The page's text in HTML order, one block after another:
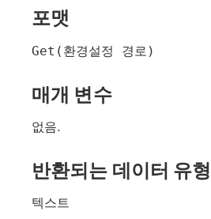
포맷
Get(환경설정 경로)
매개 변수
없음.
반환되는 데이터 유형
텍스트